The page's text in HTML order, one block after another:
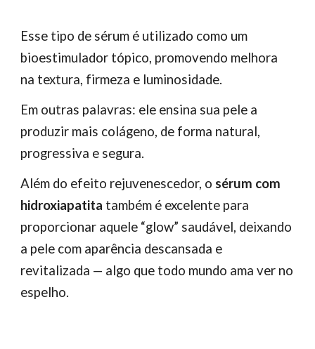
Esse tipo de sérum é utilizado como um
bioestimulador tópico, promovendo melhora
na textura, firmeza e luminosidade.
Em outras palavras: ele ensina sua pele a
produzir mais colágeno, de forma natural,
progressiva e segura.
Além do efeito rejuvenescedor, o sérum com
hidroxiapatita também é excelente para
proporcionar aquele “glow” saudável, deixando
a pele com aparência descansada e
revitalizada — algo que todo mundo ama ver no
espelho.